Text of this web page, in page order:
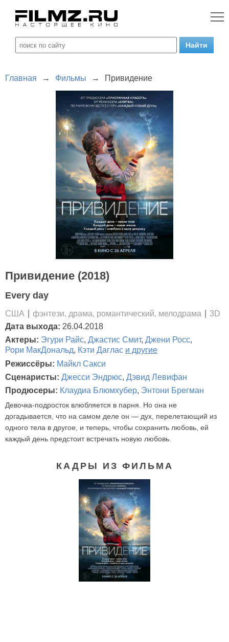
Главная → Фильмы → Привидение
Привидение (2018)
Every day
США фэнтези, драма, романтический, мелодрама
3D
Дата выхода: 26.04.2018
Актеры: Эгури Райс, Джастис Смит, Джени Росс,
Рори МакДональд, Кэти Даглас и другие
Режиссёры: Майкл Сакси
Сценаристы: Джесси Эндрюс, Дэвид Левифан
Продюсеры: Клаудиа Блюмхубер, Энтони Брегман
Девочка-подросток влюбляется в парня. Но она не
догадывается, что на самом деле он — дух, перелетающий из
одного тела в другое, и теперь, чтобы сохранить любовь, ей
каждый день предстоит встречать новую любовь.
КАДРЫ ИЗ ФИЛЬМА